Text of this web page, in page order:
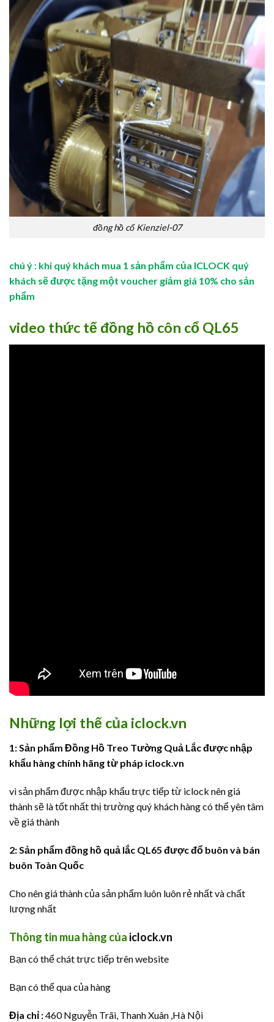
đồng hồ cổ Kienziel-07
chú ý : khi quý khách mua 1 sản phẩm của ICLOCK quý
khách sẽ được tặng một voucher giảm giá 10% cho sản
phẩm
video thức tế đồng hồ côn cổ QL65
Những lợi thế của iclock.vn
1: Sản phẩm Đồng Hồ Treo Tường Quả Lắc được nhập
khẩu hàng chính hãng từ pháp iclock.vn
vì sản phẩm được nhập khẩu trực tiếp từ iclock nên giá
thành sẽ là tốt nhất thị trường quý khách hàng có thể yên tâm
về giá thành
2: Sản phẩm đồng hồ quả lắc QL65 được đổ buôn và bán
buôn Toàn Quốc
Cho nên giá thành của sản phẩm luôn luôn rẻ nhất và chất
lượng nhất
Thông tin mua hàng của iclock.vn
Bạn có thể chát trực tiếp trên website
Bạn có thể qua của hàng
Địa chỉ :460 Nguyễn Trãi, Thanh Xuân ,Hà Nội